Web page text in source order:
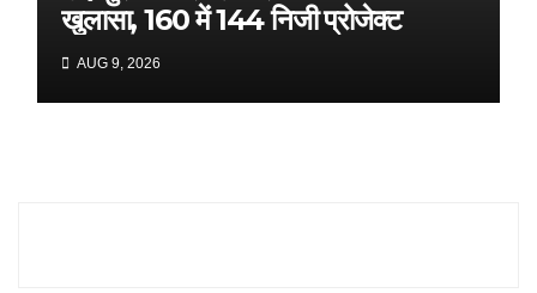
खुलासा, 160 में 144 निजी प्रोजेक्ट
AUG 9, 2026